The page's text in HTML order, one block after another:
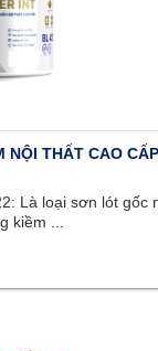
NỘI THẤT CAO CẤP
Là loại sơn lót gốc
kiềm ...